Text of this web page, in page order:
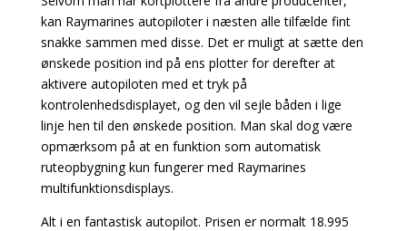
kan Raymarines autopiloter i næsten alle tilfælde fint
snakke sammen med disse. Det er muligt at sætte den
ønskede position ind på ens plotter for derefter at
aktivere autopiloten med et tryk på
kontrolenhedsdisplayet, og den vil sejle båden i lige
linje hen til den ønskede position. Man skal dog være
opmærksom på at en funktion som automatisk
ruteopbygning kun fungerer med Raymarines
multifunktionsdisplays.
Alt i en fantastisk autopilot. Prisen er normalt 18.995